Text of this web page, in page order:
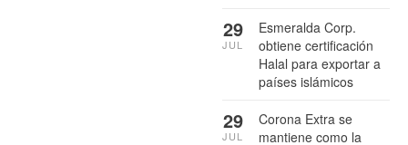
Esmeralda Corp.
obtiene certificación
Halal para exportar a
países islámicos
29
JUL
Corona Extra se
mantiene como la
29
JUL